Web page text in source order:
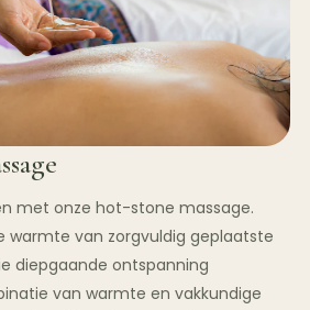
met onze hot-stone massage.
warmte van zorgvuldig geplaatste
diepgaande ontspanning
van warmte en vakkundige